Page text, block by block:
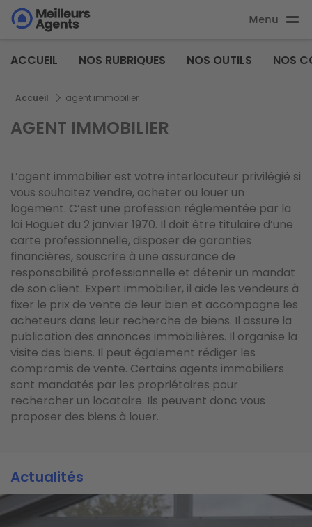
Aller
au
principal
Aller au
principal
Menu
Agents
ACCUEIL NOS RUBRIQUES NOS OUTILS NOS
Fil d'Ariane
Accueil agent immobilier
AGENT IMMOBILIER
L’agent immobilier est votre interlocuteur privilégié si
vous souhaitez vendre, acheter ou louer un
logement. C’est une profession réglementée par la
loi Hoguet du 2 janvier 1970. Il doit être titulaire d’une
carte professionnelle, disposer de garanties
financières, souscrire à une assurance de
responsabilité professionnelle et détenir un mandat
de son client. Expert immobilier, il aide les vendeurs à
fixer le prix de vente de leur bien et accompagne les
acheteurs dans leur recherche de biens. Il assure la
publication des annonces immobilières. Il organise la
visite des biens. Il peut également rédiger les
compromis de vente. Certains agents immobiliers
sont mandatés par les propriétaires pour
rechercher un locataire. Ils peuvent donc vous
proposer des biens à louer.
Actualités
Image
Actualités
Image
Actualités
Image